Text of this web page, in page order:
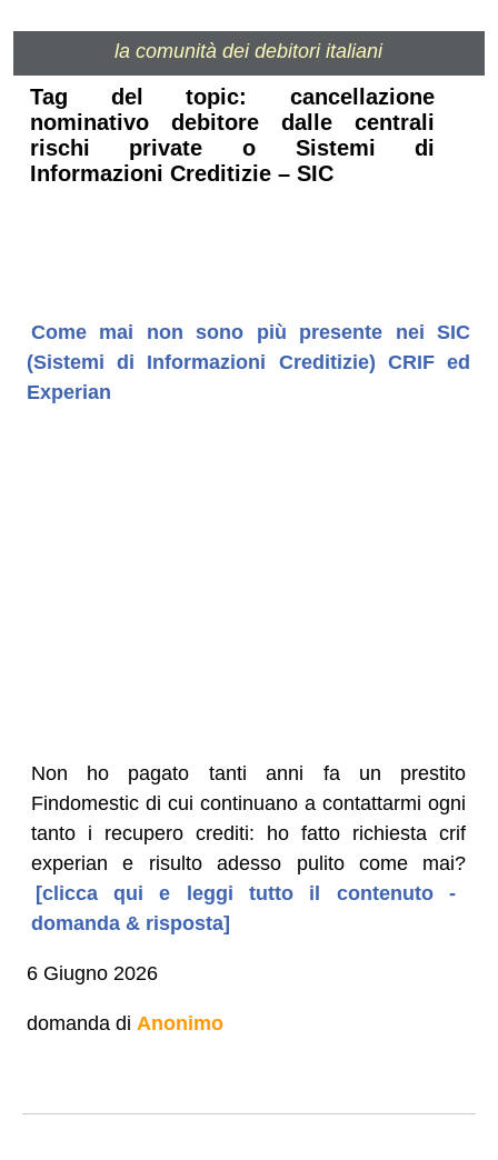
la comunità dei debitori italiani
Tag del topic: cancellazione
nominativo debitore dalle centrali
rischi private o Sistemi di
Informazioni Creditizie – SIC
Come mai non sono più presente nei SIC
(Sistemi di Informazioni Creditizie) CRIF ed
Experian
Non ho pagato tanti anni fa un prestito
Findomestic di cui continuano a contattarmi ogni
tanto i recupero crediti: ho fatto richiesta crif
experian e risulto adesso pulito come mai?
[clicca qui e leggi tutto il contenuto -
domanda & risposta]
6 Giugno 2026
domanda di Anonimo